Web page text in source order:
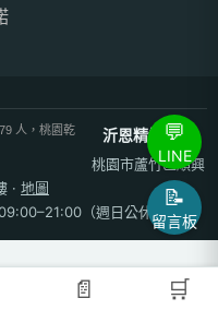
人，桃園乾
沂恩精緻洗衣
桃園市蘆竹區順興
· 地圖
（週日公休）
📄 🛒
💬
LINE
📝
留言板